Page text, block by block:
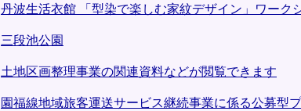
丹波生活衣館 「型染で楽しむ家紋デザイン」ワーク
三段池公園
土地区画整理事業の関連資料などが閲覧できます
園福線地域旅客運送サービス継続事業に係る公募型